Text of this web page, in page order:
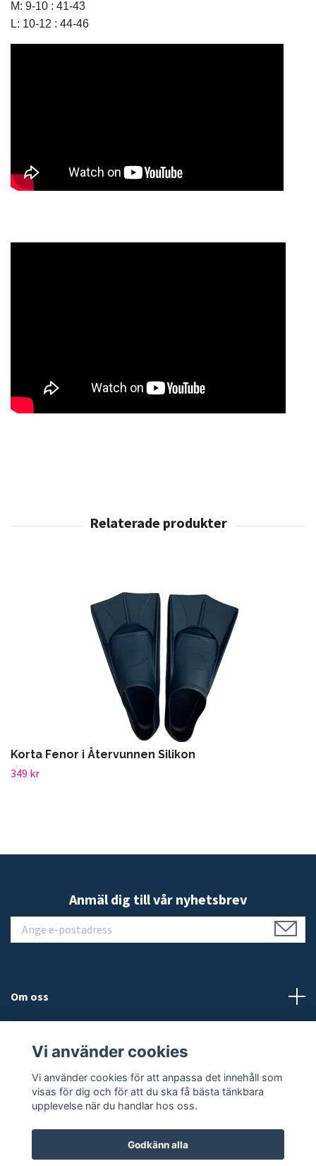
M: 9-10 : 41-43
L: 10-12 : 44-46
Korta Fenor i Återvunnen Silikon
349 kr
Anmäl dig till vår nyhetsbrev
Om oss
Läs mer
Vi använder cookies
Vi använder cookies för att anpassa det innehåll som
visas för dig och för att du ska få bästa tänkbara
upplevelse när du handlar hos oss.
Godkänn alla